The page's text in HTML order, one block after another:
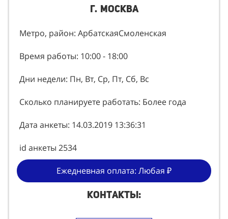
г. Москва
Метро, район: АрбатскаяСмоленская
Время работы: 10:00 - 18:00
Дни недели: Пн, Вт, Ср, Пт, Сб, Вс
Сколько планируете работать: Более года
Дата анкеты: 14.03.2019 13:36:31
id анкеты 2534
Ежедневная оплата: Любая ₽
Контакты: